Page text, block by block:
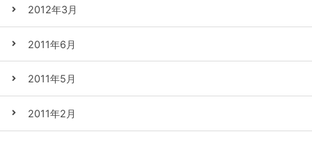
2012年3月
2011年6月
2011年5月
2011年2月